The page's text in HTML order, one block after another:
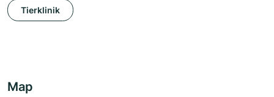
Tierklinik
Map